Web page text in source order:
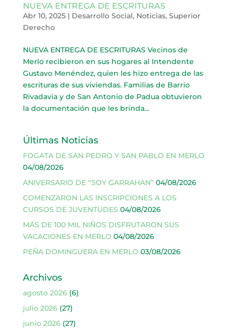
NUEVA ENTREGA DE ESCRITURAS
Abr 10, 2025| Desarrollo Social, Noticias, Superior
Derecho
NUEVA ENTREGA DE ESCRITURAS Vecinos de
Merlo recibieron en sus hogares al Intendente
Gustavo Menéndez, quien les hizo entrega de las
escrituras de sus viviendas. Familias de Barrio
Rivadavia y de San Antonio de Padua obtuvieron
la documentación que les brinda...
Últimas Noticias
FOGATA DE SAN PEDRO Y SAN PABLO EN MERLO
04/08/2026
ANIVERSARIO DE “SOY GARRAHAN” 04/08/2026
COMENZARON LAS INSCRIPCIONES A LOS
CURSOS DE JUVENTUDES 04/08/2026
MÁS DE 100 MIL NIÑOS DISFRUTARON SUS
VACACIONES EN MERLO 04/08/2026
PEÑA DOMINGUERA EN MERLO 03/08/2026
Archivos
agosto 2026(6)
julio 2026(27)
junio 2026(27)